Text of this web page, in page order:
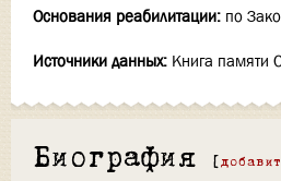
Основания реабилитации: по
Источники данных: Книга памяти
Биография [